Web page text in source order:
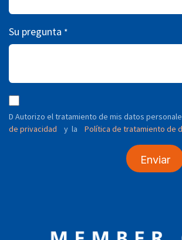
Su pregunta *
D Autorizo ​​el tratamiento de mis datos
de privacidad
y la Política de tratamiento de
Enviar